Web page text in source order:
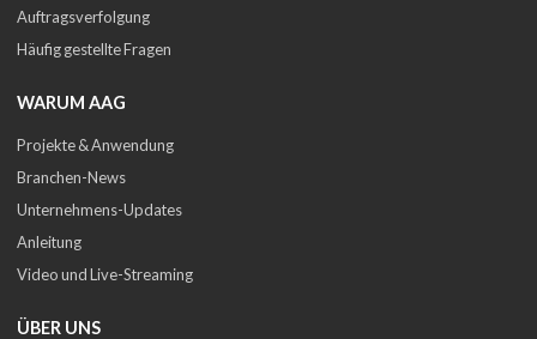
Auftragsverfolgung
Häufig gestellte Fragen
WARUM AAG
Projekte & Anwendung
Branchen-News
Unternehmens-Updates
Anleitung
Video und Live-Streaming
ÜBER UNS